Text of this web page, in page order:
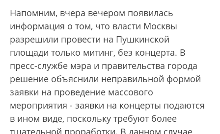
Напомним, вчера вечером появилась
информация о том, что власти Москвы
разрешили провести на Пушкинской
площади только митинг, без концерта. В
пресс-службе мэра и правительства города
решение объяснили неправильной формой
заявки на проведение массового
мероприятия - заявки на концерты подаются
в ином виде, поскольку требуют более
тщательной проработки. В данном случае